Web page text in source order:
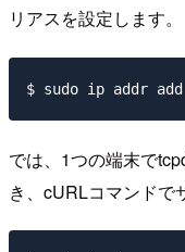
リアスを設定します。
では、1つの端末で
き、cURLコマンドで